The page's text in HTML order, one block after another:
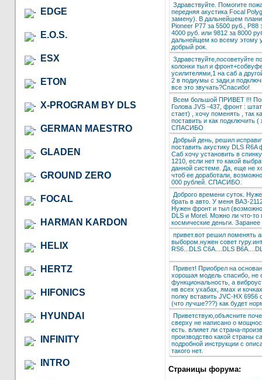
EDGE
E.O.S.
ESX
ETON
X-PROGRAM BY DLS
GERMAN MAESTRO
GLADEN
GROUND ZERO
FOCAL
HARMAN KARDON
HELIX
HERTZ
HIFONICS
HYUNDAI
INFINITY
INTRO
Здравствуйте. Помогите
передняя акустика Focal
замену). В дальнейшем
Pioneer P77 за 5500 руб., P88
4000 руб. или 9812 за 8000
дальнейщем ко всему этому
добрый рок.
Здравствуйте,посоветуйте
колонки тыл и
усилителями,1 на саб а
2 в подиумы с зади,и
все это звучать?Спасибо!
Всем большой ПРИВЕТ !!!
Голова JVS -437, фронт :
стает) , хочу поменять , так
поставить и как подключить
СПАСИБО
Добрый день, решил
поставить акустику DLS
Саб хочу установить в
1210, если нет то какой
данной системе. Да, еще не
чтоб ее доработали,
000 рублей. СПАСИБО.
Доброго времени суток.
брать в авто. У меня ВАЗ-
Нужен фронт и тыл
DLS и Morel. Можно ли что-то
космические деньги.
привет.вот решил поменять
выбором.нужен совет
RS6...DLS C6A....DLS
Привет! Приобрел на
хорошая модель спасибо, не
функциональность, а
нв всех ухабах, ямах и
полку вставить JVC-HX 6956
(что лучше???) как будет
Приветствую,объясните
сверху не написано о
есть. влияет ли страна-
производство какой страны
подробной инструкции с
такого нет.
Страницы форума: